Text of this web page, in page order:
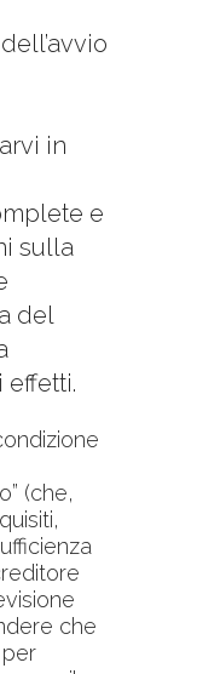
in
e
sulla
del
effetti.
(che,
che